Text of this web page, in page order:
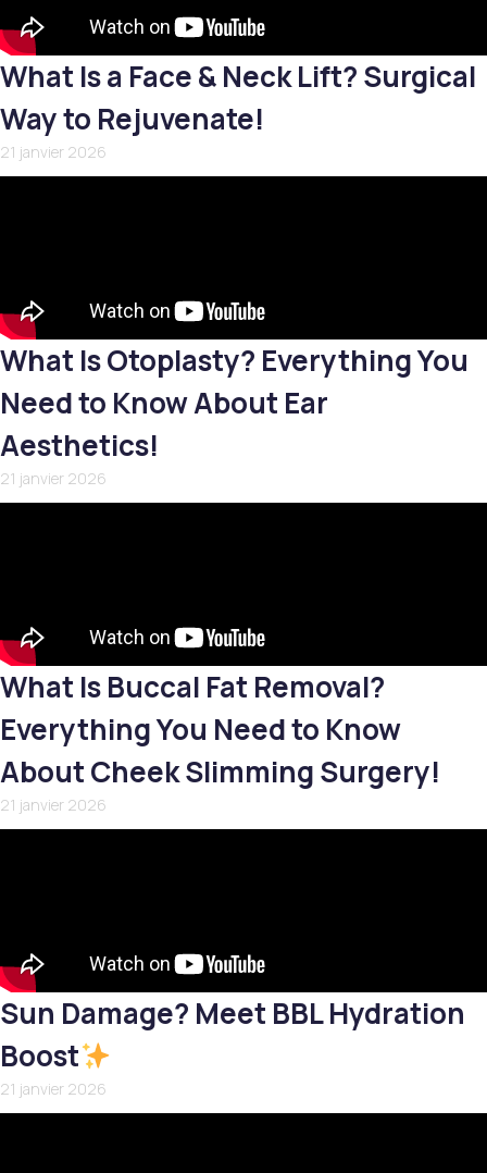
What Is a Face & Neck Lift? Surgical
Way to Rejuvenate!
21 janvier 2026
What Is Otoplasty? Everything You
Need to Know About Ear
Aesthetics!
21 janvier 2026
What Is Buccal Fat Removal?
Everything You Need to Know
About Cheek Slimming Surgery!
21 janvier 2026
Sun Damage? Meet BBL Hydration
Boost
21 janvier 2026